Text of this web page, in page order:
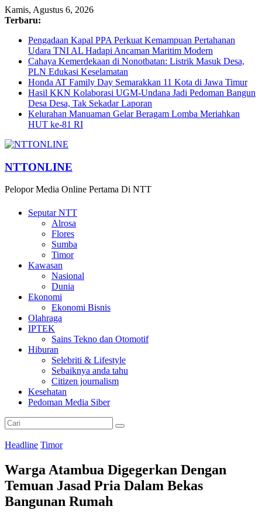
Kamis, Agustus 6, 2026
Terbaru:
Pengadaan Kapal PPA Perkuat Kemampuan Pertahanan
Udara TNI AL Hadapi Ancaman Maritim Modern
Cahaya Kemerdekaan di Nonotbatan: Listrik Masuk Desa,
PLN Edukasi Keselamatan
Honda AT Family Day Semarakkan 11 Kota di Jawa Timur
Hasil KKN Kolaborasi UGM-Undana Jadi Pedoman Bangun
Desa Desa, Tak Sekadar Laporan
Kelurahan Manuaman Gelar Beragam Lomba Meriahkan
HUT ke-81 RI
NTTONLINE
Pelopor Media Online Pertama Di NTT
Seputar NTT
Alrosa
Flores
Sumba
Timor
Kawasan
Nasional
Dunia
Ekonomi
Ekonomi Bisnis
Olahraga
IPTEK
Sains Tekno dan Otomotif
Hiburan
Selebriti & Lifestyle
Sebaiknya anda tahu
Citizen journalism
Kesehatan
Pedoman Media Siber
Headline Timor
Warga Atambua Digegerkan Dengan
Temuan Jasad Pria Dalam Bekas
Bangunan Rumah